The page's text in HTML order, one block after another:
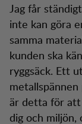
Jag får
inte kan göra
samma
kunden ska
ryggsäck. Ett
är detta för
dig och miljön,